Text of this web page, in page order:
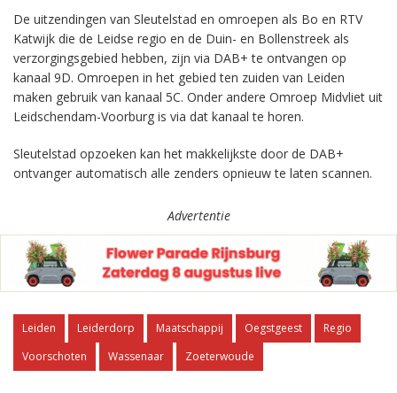
De uitzendingen van Sleutelstad en omroepen als Bo en RTV
Katwijk die de Leidse regio en de Duin- en Bollenstreek als
verzorgingsgebied hebben, zijn via DAB+ te ontvangen op
kanaal 9D. Omroepen in het gebied ten zuiden van Leiden
maken gebruik van kanaal 5C. Onder andere Omroep Midvliet uit
Leidschendam-Voorburg is via dat kanaal te horen.
Sleutelstad opzoeken kan het makkelijkste door de DAB+
ontvanger automatisch alle zenders opnieuw te laten scannen.
Advertentie
Leiden Leiderdorp Maatschappij Oegstgeest
Regio
Voorschoten
Wassenaar Zoeterwoude